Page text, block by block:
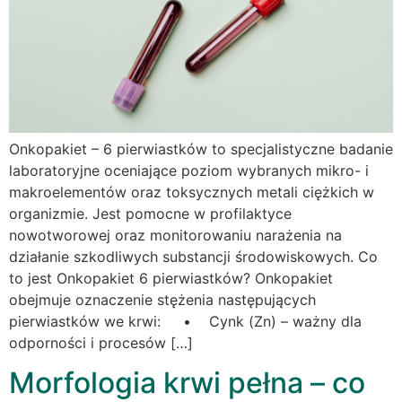
Onkopakiet – 6 pierwiastków to specjalistyczne badanie
laboratoryjne oceniające poziom wybranych mikro- i
makroelementów oraz toksycznych metali ciężkich w
organizmie. Jest pomocne w profilaktyce
nowotworowej oraz monitorowaniu narażenia na
działanie szkodliwych substancji środowiskowych. Co
to jest Onkopakiet 6 pierwiastków? Onkopakiet
obejmuje oznaczenie stężenia następujących
pierwiastków we krwi: • Cynk (Zn) – ważny dla
odporności i procesów […]
Morfologia krwi pełna – co